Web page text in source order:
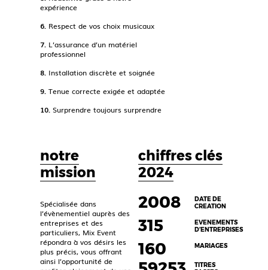
expérience
6. Respect de vos choix musicaux
7. L’assurance d’un matériel
professionnel
8. Installation discrète et soignée
9. Tenue correcte exigée et adaptée
10. Surprendre toujours surprendre
notre
mission
Spécialisée dans
l’évènementiel auprès des
entreprises et des
particuliers, Mix Event
répondra à vos désirs les
plus précis, vous offrant
ainsi l’opportunité de
chiffres clés
2024
2008
DATE DE
CREATION
315
EVENEMENTS
D’ENTREPRISES
160 MARIAGES
TITRES